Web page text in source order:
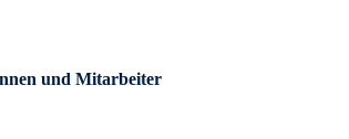
und Mitarbeiter